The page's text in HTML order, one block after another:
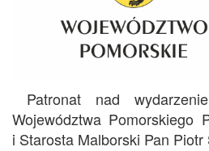
Patronat nad
Województwa Pomorskiego
i Starosta Malborski Pan Piotr